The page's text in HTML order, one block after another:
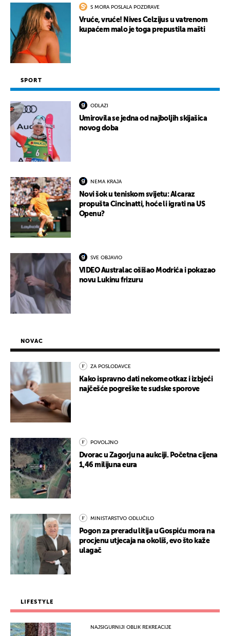
S MORA POSLALA POZDRAVE
Vruće, vruće! Nives Celzijus u vatrenom
kupaćem malo je toga prepustila mašti
SPORT
ODLAZI
Umirovila se jedna od najboljih skijašica
novog doba
NEMA KRAJA
Novi šok u teniskom svijetu: Alcaraz
propušta Cincinatti, hoće li igrati na US
Openu?
SVE OBJAVIO
VIDEO Australac ošišao Modrića i pokazao
novu Lukinu frizuru
NOVAC
ZA POSLODAVCE
Kako ispravno dati nekome otkaz i izbjeći
najčešće pogreške te sudske sporove
POVOLJNO
Dvorac u Zagorju na aukciji. Početna cijena
1,46 milijuna eura
MINISTARSTVO ODLUČILO
Pogon za preradu litija u Gospiću mora na
procjenu utjecaja na okoliš, evo što kaže
ulagač
LIFESTYLE
NAJSIGURNIJI OBLIK REKREACIJE